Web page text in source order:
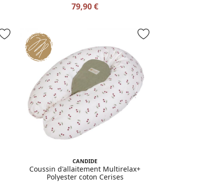
79,90 €
CANDIDE
Coussin d'allaitement Multirelax+
Polyester coton Cerises